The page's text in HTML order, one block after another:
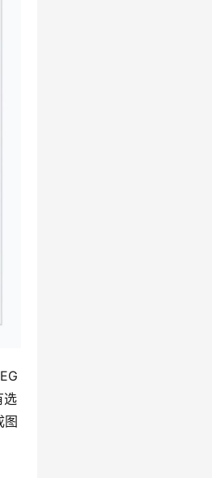
选
图